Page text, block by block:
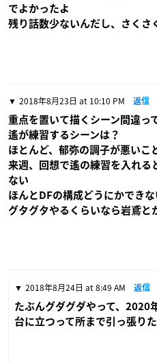
でよかったよ
残り話数少ないんだし、さくさ
2018年8月23日 at 10:10 PM 返信
重点を置いて描くシーン間違っ
遙が練習するシーンは？
ほとんど、郁弥の調子が悪いこ
来週、回想で遙の練習を入れる
ない
ほんとDFの構成どうにかできな
グタグタやるくらいなら岩鳶と
2018年8月24日 at 8:49 AM 返信
たぶんグダグダやって、2020
台に立つって所まで引っ張り